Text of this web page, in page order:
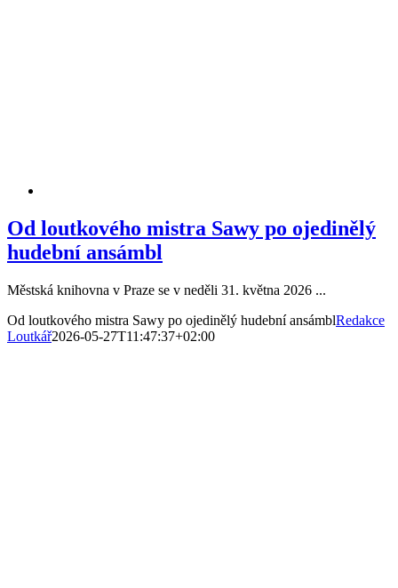
Od loutkového mistra Sawy po ojedinělý
hudební ansámbl
Městská knihovna v Praze se v neděli 31. května 2026 ...
Od loutkového mistra Sawy po ojedinělý hudební ansámblRedakce
Loutkář2026-05-27T11:47:37+02:00